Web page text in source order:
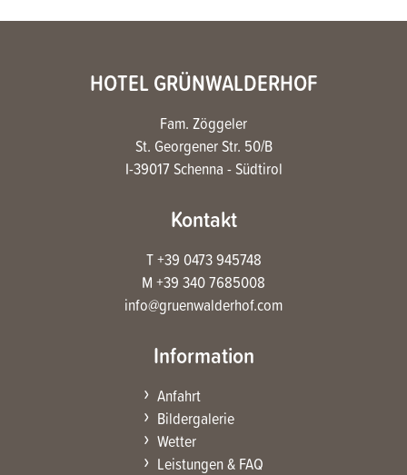
HOTEL GRÜNWALDERHOF
Fam. Zöggeler
St. Georgener Str. 50/B
I-39017 Schenna - Südtirol
Kontakt
T +39 0473 945748
M +39 340 7685008
info@gruenwalderhof.com
Information
Anfahrt
Bildergalerie
Wetter
Leistungen & FAQ